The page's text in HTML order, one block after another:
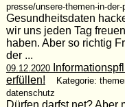
presse/unsere-themen-in-der-
Gesundheitsdaten
wir uns jeden Tag
haben. Aber so richtig
der ...
09.12.2020
erfüllen!
Kategorie:
datenschutz
Dürfen darfst net? Aber